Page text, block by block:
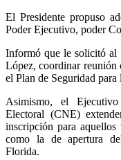
El Presidente propuso
Poder Ejecutivo, poder
Informó que le solicitó
López, coordinar
el Plan de Seguridad para
Asimismo, el
Electoral (CNE)
inscripción para
como la de apertura
Florida.